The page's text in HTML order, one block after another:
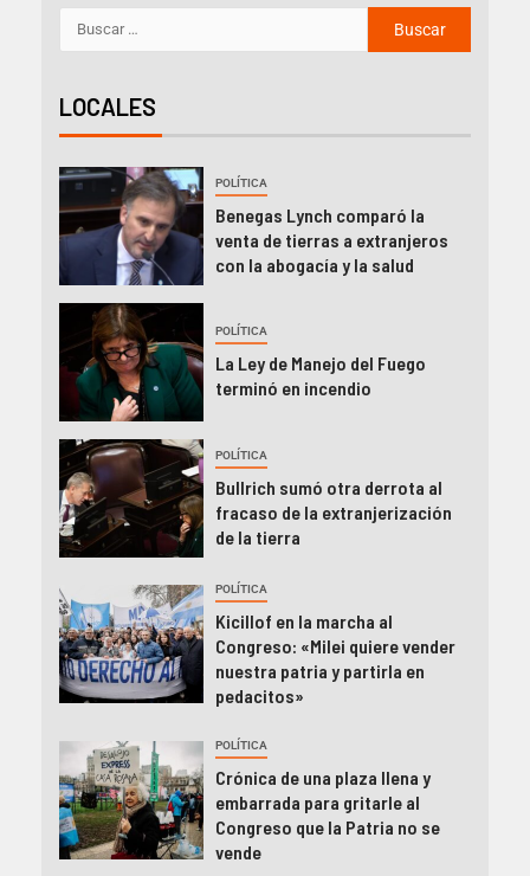
LOCALES
POLÍTICA
Benegas Lynch comparó la
venta de tierras a extranjeros
con la abogacía y la salud
POLÍTICA
La Ley de Manejo del Fuego
terminó en incendio
POLÍTICA
Bullrich sumó otra derrota al
fracaso de la extranjerización
de la tierra
POLÍTICA
Kicillof en la marcha al
Congreso: «Milei quiere vender
nuestra patria y partirla en
pedacitos»
POLÍTICA
Crónica de una plaza llena y
embarrada para gritarle al
Congreso que la Patria no se
vende